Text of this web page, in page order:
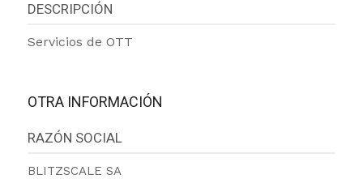
DESCRIPCIÓN
Servicios de OTT
OTRA INFORMACIÓN
RAZÓN SOCIAL
BLITZSCALE SA